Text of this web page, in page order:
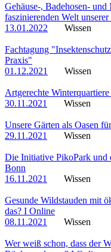
Gehäuse-, Badehosen-
faszinierenden Welt
13.01.2022
Wissen
Fachtagung
Praxis"
01.12.2021
Wissen
Artgerechte
30.11.2021
Wissen
Unsere Gärten als Oasen
29.11.2021
Wissen
Die Initiative PikoPark und
Bonn
16.11.2021
Wissen
Gesunde Wildstauden mit
das? I Online
08.11.2021
Wissen
Wer weiß schon, dass der